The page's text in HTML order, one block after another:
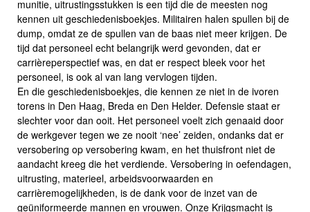
munitie, uitrustingsstukken is een tijd die de meesten nog
kennen uit geschiedenisboekjes. Militairen halen spullen bij de
dump, omdat ze de spullen van de baas niet meer krijgen. De
tijd dat personeel echt belangrijk werd gevonden, dat er
carrièreperspectief was, en dat er respect bleek voor het
personeel, is ook al van lang vervlogen tijden.
En die geschiedenisboekjes, die kennen ze niet in de ivoren
torens in Den Haag, Breda en Den Helder. Defensie staat er
slechter voor dan ooit. Het personeel voelt zich genaaid door
de werkgever tegen we ze nooit ‘nee’ zeiden, ondanks dat er
versobering op versobering kwam, en het thuisfront niet de
aandacht kreeg die het verdiende. Versobering in oefendagen,
uitrusting, materieel, arbeidsvoorwaarden en
carrièremogelijkheden, is de dank voor de inzet van de
geüniformeerde mannen en vrouwen. Onze Krijgsmacht is